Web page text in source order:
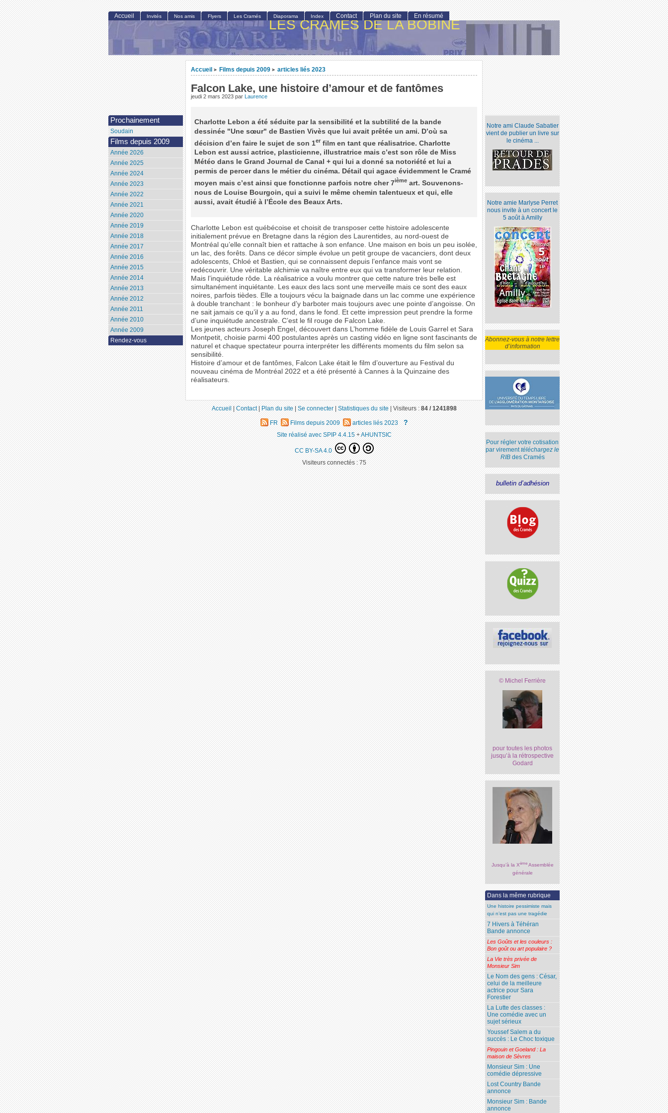
LES CRAMÉS DE LA BOBINE
Accueil > Films depuis 2009 > articles liés 2023
Falcon Lake, une histoire d’amour et de fantômes
jeudi 2 mars 2023 par Laurence
Charlotte Lebon a été séduite par la sensibilité et la subtilité de la bande
dessinée "Une sœur" de Bastien Vivès que lui avait prêtée un ami. D’où sa
décision d’en faire le sujet de son 1erfilm en tant que réalisatrice. Charlotte
Lebon est aussi actrice, plasticienne, illustratrice mais c’est son rôle de Miss
Météo dans le Grand Journal de Canal + qui lui a donné sa notoriété et lui a
permis de percer dans le métier du cinéma. Détail qui agace évidemment le Cramé
moyen mais c’est ainsi que fonctionne parfois notre cher 7ièmeart. Souvenons-
nous de Louise Bourgoin, qui a suivi le même chemin talentueux et qui, elle
aussi, avait étudié à l’École des Beaux Arts.
Charlotte Lebon est québécoise et choisit de transposer cette histoire adolescente
initialement prévue en Bretagne dans la région des Laurentides, au nord-ouest de
Montréal qu’elle connaît bien et rattache à son enfance. Une maison en bois un peu isolée,
un lac, des forêts. Dans ce décor simple évolue un petit groupe de vacanciers, dont deux
adolescents, Chloé et Bastien, qui se connaissent depuis l’enfance mais vont se
redécouvrir. Une véritable alchimie va naître entre eux qui va transformer leur relation.
Mais l’inquiétude rôde. La réalisatrice a voulu montrer que cette nature très belle est
simultanément inquiétante. Les eaux des lacs sont une merveille mais ce sont des eaux
noires, parfois tièdes. Elle a toujours vécu la baignade dans un lac comme une expérience
à double tranchant : le bonheur d’y barboter mais toujours avec une pointe d’angoisse. On
ne sait jamais ce qu’il y a au fond, dans le fond. Et cette impression peut prendre la forme
d’une inquiétude ancestrale. C’est le fil rouge de Falcon Lake.
Les jeunes acteurs Joseph Engel, découvert dans L’homme fidèle de Louis Garrel et Sara
Montpetit, choisie parmi 400 postulantes après un casting vidéo en ligne sont fascinants de
naturel et chaque spectateur pourra interpréter les différents moments du film selon sa
sensibilité.
Histoire d’amour et de fantômes, Falcon Lake était le film d’ouverture au Festival du
nouveau cinéma de Montréal 2022 et a été présenté à Cannes à la Quinzaine des
réalisateurs.
Notre ami Claude Sabatier
vient de publier un livre sur
le cinéma ...
Notre amie Marlyse Perret
nous invite à un concert le
5 août à Amilly
Abonnez-vous à notre lettre
d’information
Pour régler votre cotisation
par virementtéléchargez le
RIBdes Cramés
bulletin d’adhésion
© Michel Ferrière
pour toutes les photos
jusqu’à la rétrospective
Godard
Jusqu’à la XèmeAssemblée
générale
Dans la même rubrique
Une histoire pessimiste mais
qui n’est pas une tragédie
7 Hivers à Téhéran
Bande annonce
Les Goûts et les couleurs :
Bon goût ou art populaire ?
La Vie très privée de
Monsieur Sim
Le Nom des gens : César,
celui de la meilleure
actrice pour Sara
Forestier
La Lutte des classes :
Une comédie avec un
sujet sérieux
Youssef Salem a du
succès : Le Choc toxique
Pingouin et Goeland : La
maison de Sèvres
Monsieur Sim : Une
comédie dépressive
Lost Country Bande
annonce
Monsieur Sim : Bande
annonce
Accueil Invités Nos amis Flyers Les Cramés Diaporama Index Contact Plan du site En résumé
Prochainement
Soudain
Films depuis 2009
Année 2026
Année 2025
Année 2024
Année 2023
Année 2022
Année 2021
Année 2020
Année 2019
Année 2018
Année 2017
Année 2016
Année 2015
Année 2014
Année 2013
Année 2012
Année 2011
Année 2010
Année 2009
Rendez-vous
Accueil|Contact|Plan du site|Se connecter|Statistiques du site|Visiteurs :84 / 1241898
FR Films depuis 2009 articles liés 2023 ?
Site réalisé avec SPIP 4.4.15+AHUNTSIC
CC BY-SA 4.0
Visiteurs connectés :75